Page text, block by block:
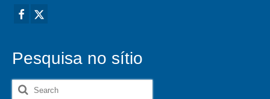
Pesquisa no sítio
Search